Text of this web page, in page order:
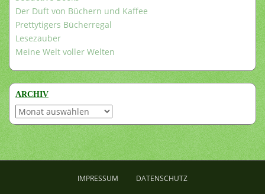
Der Duft von Büchern und Kaffee
Prettytigers Bücherregal
Lesezauber
Meine Welt voller Welten
ARCHIV
Archiv
IMPRESSUM DATENSCHUTZ